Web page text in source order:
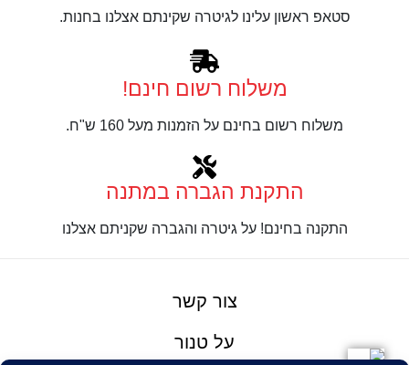
סטאפ ראשון עלינו לגיטרה שקינתם אצלנו בחנות.
משלוח רשום חינם!
משלוח רשום בחינם על הזמנות מעל 160 ש"ח.
התקנת הגברה במתנה
התקנה בחינם! על גיטרה והגברה שקניתם אצלנו
צור קשר
על טנור